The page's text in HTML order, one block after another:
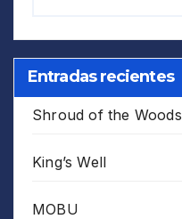
Entradas recientes
Shroud of the Woods
King’s Well
MOBU